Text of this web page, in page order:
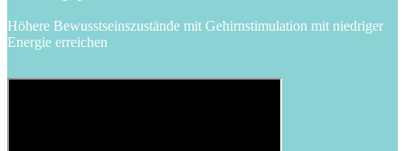
Höhere Bewusstseinszustände mit Gehirnstimulation mit niedriger
Energie erreichen